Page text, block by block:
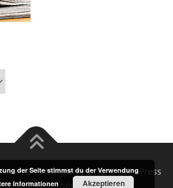
und Kreativrat Gaarden–OnePress
von FameThemes
der Seite stimmst du der Verwendung
Informationen Akzeptieren